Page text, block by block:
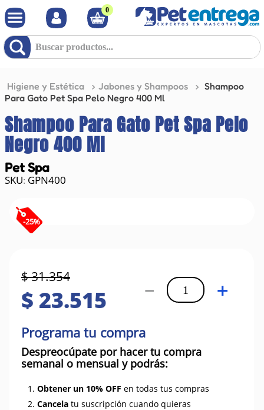
0
Buscar productos...
Higiene y Estética Jabones y Shampoos
Shampoo
Para Gato Pet Spa Pelo Negro 400 Ml
Shampoo Para Gato Pet Spa Pelo
Negro 400 Ml
Pet Spa
: GPN400
-25%
$31.354
$ 23.515 ＋
－
Programa tu compra
Despreocúpate por hacer tu compra
semanal o mensual y podrás:
1. Obtener un 10% OFF en todas tus compras
2. Cancela tu suscripción cuando quieras